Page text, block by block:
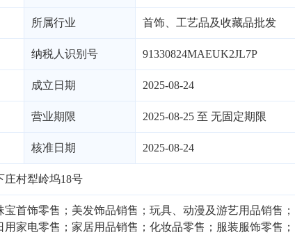
所属行业 首饰、工艺品及收藏品批发
纳税人识别号 91330824MAEUK2JL7P
成立日期 2025-08-24
营业期限 2025-08-25 至 无固定期限
核准日期 2025-08-24
庄村犁岭坞18号
首饰零售；美发饰品销售；玩具、动漫及游艺用品销售；
家电零售；家居用品销售；化妆品零售；服装服饰零售；